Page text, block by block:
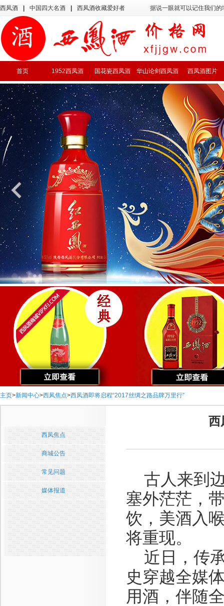
西凤酒 中国四大名酒 西凤酒收藏爱好者 据说一眼就可以记住我们
首页 1952西凤酒 国花瓷西凤酒 华山论剑西凤酒 西凤酒图片
主页>新闻中心>西凤焦点>西凤酒即将启程“2017丝绸之路品牌万里行”
西凤焦点
商城公告
常见问题
媒体报道
西
古人来到
塞外茫茫，
饮，美酒入
将重现。
近日，传
史穿越全媒
用酒，伴随